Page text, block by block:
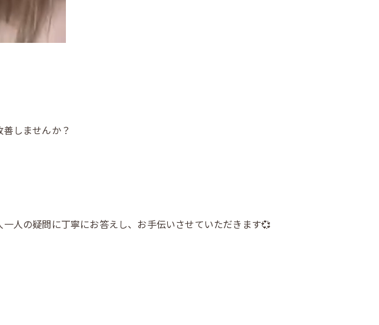
しませんか？
人の疑問に丁寧にお答えし、お手伝いさせていただきます💞